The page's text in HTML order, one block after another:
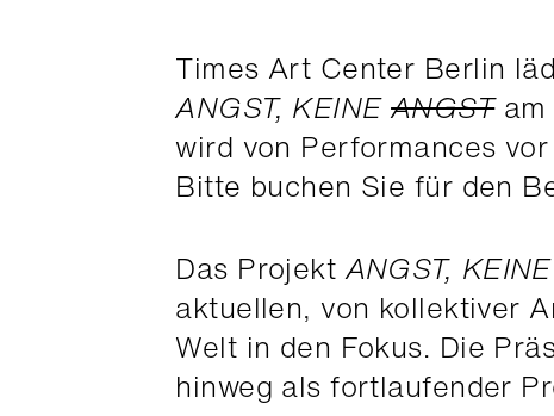
Times Art Center Berlin
ANGST, KEINEANGSTam
wird von Performances
Bitte buchen Sie für den
Das ProjektANGST,
aktuellen, von kollektiver
Welt in den Fokus. Die
hinweg als fortlaufender